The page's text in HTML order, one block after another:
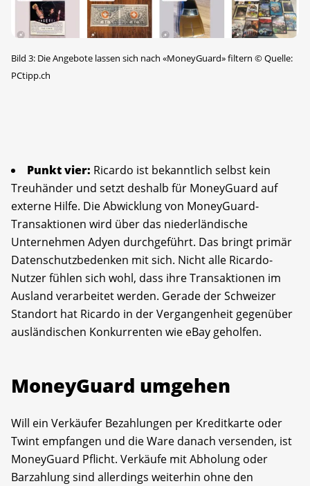
Bild 3: Die Angebote lassen sich nach «MoneyGuard» filtern ©Quelle:
PCtipp.ch
Punkt vier: Ricardo ist bekanntlich selbst kein
Treuhänder und setzt deshalb für MoneyGuard auf
externe Hilfe. Die Abwicklung von MoneyGuard-
Transaktionen wird über das niederländische
Unternehmen Adyen durchgeführt. Das bringt primär
Datenschutz­bedenken mit sich. Nicht alle Ricardo-
Nutzer fühlen sich wohl, dass ihre Transaktionen im
Ausland verarbeitet werden. Gerade der Schweizer
Standort hat Ricardo in der Vergangenheit gegenüber
ausländischen Konkurrenten wie eBay geholfen.
MoneyGuard umgehen
Will ein Verkäufer Bezahlungen per Kreditkarte oder
Twint empfangen und die Ware danach versenden, ist
MoneyGuard Pflicht. Verkäufe mit Abholung oder
Barzahlung sind allerdings weiterhin ohne den